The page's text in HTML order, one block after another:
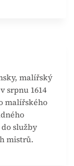
malířský
srpnu 1614
malířského
služby
mistrů.